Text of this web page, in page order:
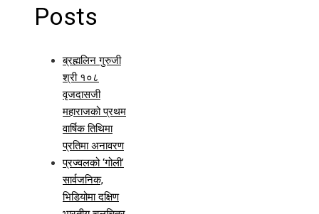
Posts
ब्रह्मलिन गुरुजी
श्री १०८
वृजदासजी
महाराजको प्रथम
वार्षिक तिथिमा
प्रतिमा अनावरण
प्रज्वलको ‘गोली’
सार्वजनिक,
भिडियोमा दक्षिण